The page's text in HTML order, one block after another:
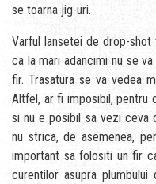
se toarna jig-uri.
Varful lansetei de drop-
ca la mari adancimi nu se
fir. Trasatura se va vedea
Altfel, ar fi imposibil, pentru
si nu e posibil sa vezi ceva
nu strica, de asemenea,
important sa folositi un fir
curentilor asupra